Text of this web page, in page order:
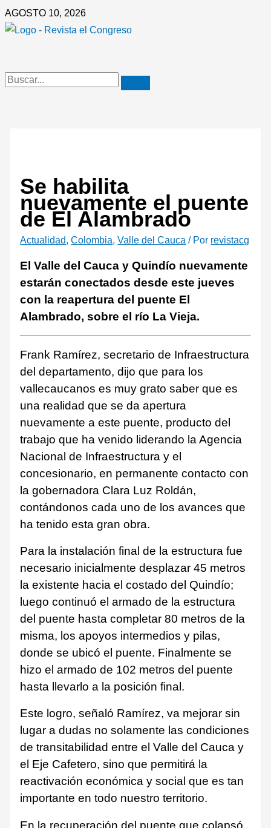
Ir
al
AGOSTO 10, 2026
Se habilita
nuevamente el puente
de El Alambrado
Actualidad,Colombia,Valle del Cauca / Por revistacg
El Valle del Cauca y Quindío nuevamente
estarán conectados desde este jueves
con la reapertura del puente El
Alambrado, sobre el río La Vieja.
Frank Ramírez, secretario de Infraestructura
del departamento, dijo que para los
vallecaucanos es muy grato saber que es
una realidad que se da apertura
nuevamente a este puente, producto del
trabajo que ha venido liderando la Agencia
Nacional de Infraestructura y el
concesionario, en permanente contacto con
la gobernadora Clara Luz Roldán,
contándonos cada uno de los avances que
ha tenido esta gran obra.
Para la instalación final de la estructura fue
necesario inicialmente desplazar 45 metros
la existente hacia el costado del Quindío;
luego continuó el armado de la estructura
del puente hasta completar 80 metros de la
misma, los apoyos intermedios y pilas,
donde se ubicó el puente. Finalmente se
hizo el armado de 102 metros del puente
hasta llevarlo a la posición final.
Este logro, señaló Ramírez, va mejorar sin
lugar a dudas no solamente las condiciones
de transitabilidad entre el Valle del Cauca y
el Eje Cafetero, sino que permitirá la
reactivación económica y social que es tan
importante en todo nuestro territorio.
En la recuperación del puente que colapsó